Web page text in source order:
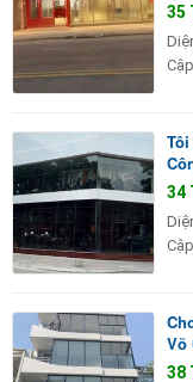
35
34
Võ
38